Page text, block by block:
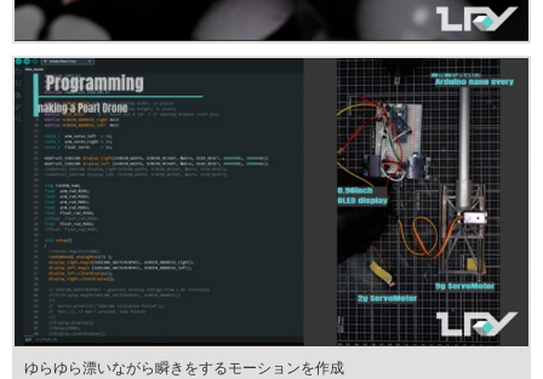
ゆらゆら漂いながら瞬きをするモーションを作成